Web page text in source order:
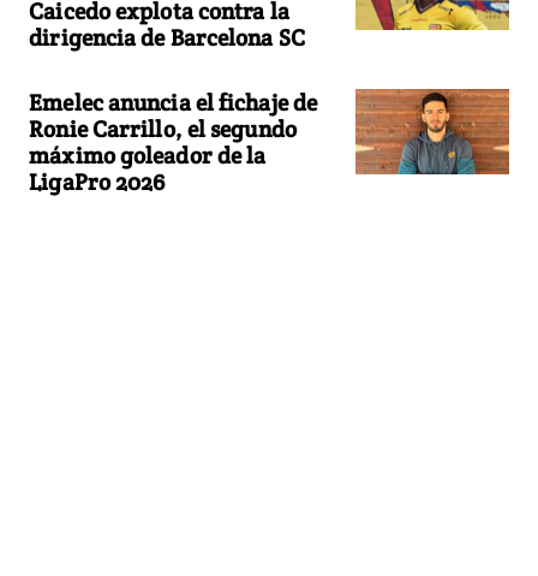
Caicedo explota contra la
dirigencia de Barcelona SC
Emelec anuncia el fichaje de
Ronie Carrillo, el segundo
máximo goleador de la
LigaPro 2026